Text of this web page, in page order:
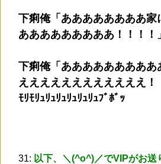
下痢俺「ああああああああ家
あああああああああ！！！！」
下痢俺「あああああああああ
ええええええええええええ！
ﾓﾘﾓﾘｭﾘｭﾘｭﾘｭﾘｭﾘｭﾌﾞﾎﾞｯ
31: 以下、＼(^o^)／でVIPがお送